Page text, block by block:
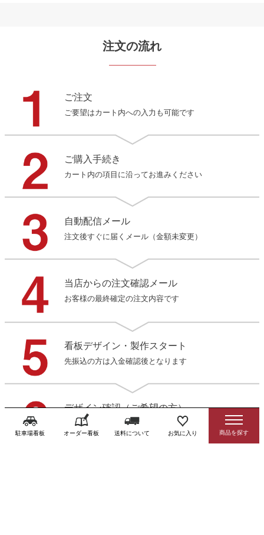
駐車場看板 オーダー看板 送料について お気に入り
注文の流れ
ご注文
ご要望はカート内への入力も可能です
ご購入手続き
カート内の項目に沿ってお進みください
自動配信メール
注文後すぐに届くメール（金額未変更）
当店からの注文確認メール
お客様の最終確定の注文内容です
看板デザイン・製作スタート
先振込の方は入金確認後となります
デザイン確認（ご希望の方）
3営業日以内にデータをお送りします